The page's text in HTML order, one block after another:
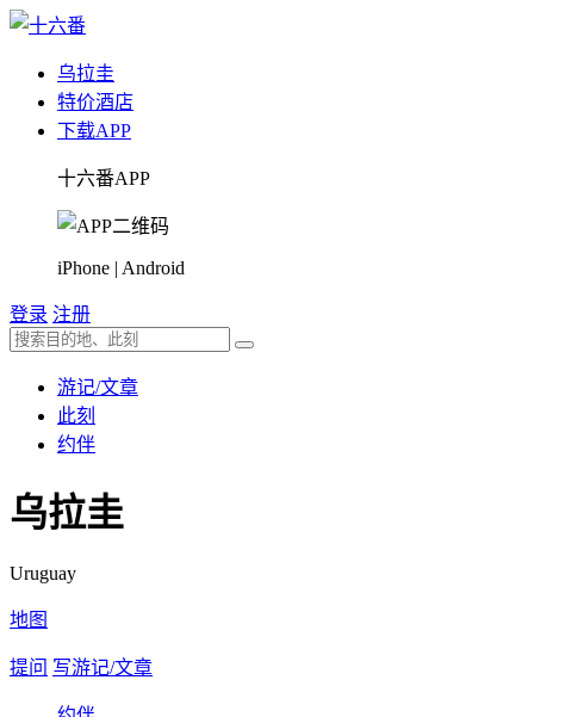
乌拉圭
特价酒店
下载APP
十六番APP
iPhone | Android
登录 注册
游记/文章
此刻
约伴
乌拉圭
Uruguay
地图
提问 写游记/文章